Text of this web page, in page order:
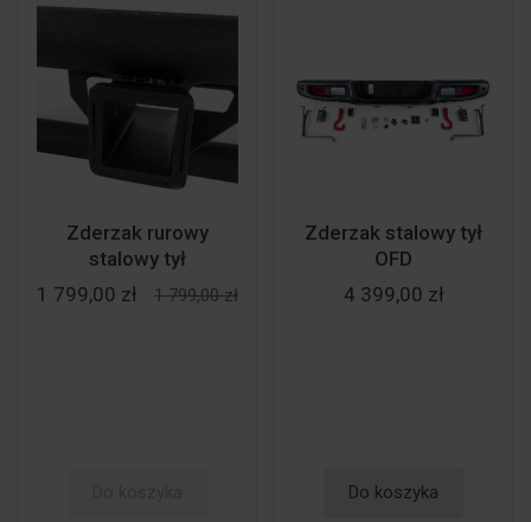
Zderzak rurowy
stalowy tył
1 799,00 zł
1 799,00 zł
Zderzak stalowy tył
OFD
4 399,00 zł
Do koszyka